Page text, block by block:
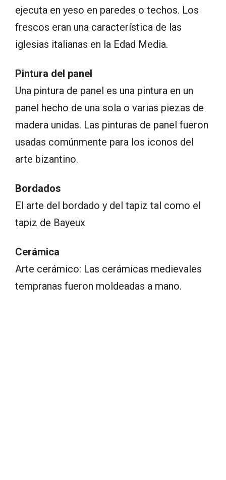
ejecuta en yeso en paredes o techos. Los
frescos eran una característica de las
iglesias italianas en la Edad Media.
Pintura del panel
Una pintura de panel es una pintura en un
panel hecho de una sola o varias piezas de
madera unidas. Las pinturas de panel fueron
usadas comúnmente para los iconos del
arte bizantino.
Bordados
El arte del bordado y del tapiz tal como el
tapiz de Bayeux
Cerámica
Arte cerámico: Las cerámicas medievales
tempranas fueron moldeadas a mano.